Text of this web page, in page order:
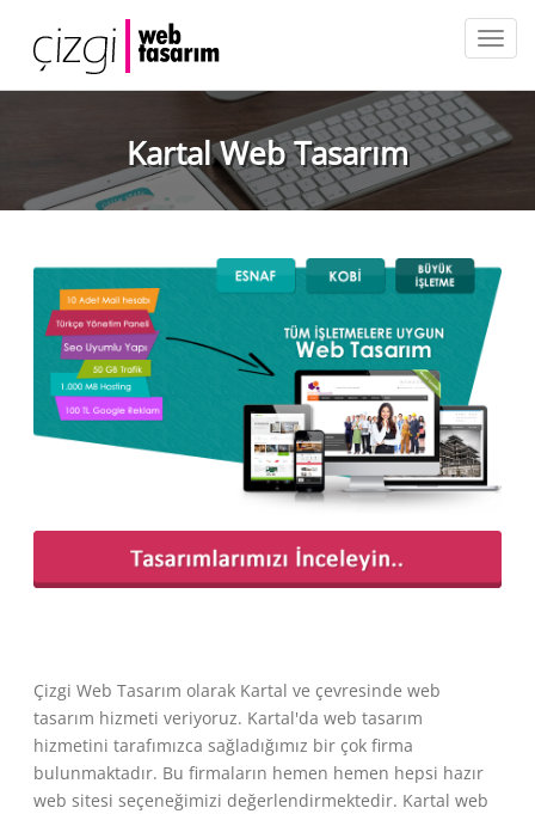
Kartal Web Tasarım
Çizgi Web Tasarım olarak Kartal ve çevresinde web
tasarım hizmeti veriyoruz. Kartal'da web tasarım
hizmetini tarafımızca sağladığımız bir çok firma
bulunmaktadır. Bu firmaların hemen hemen hepsi hazır
web sitesi seçeneğimizi değerlendirmektedir. Kartal web